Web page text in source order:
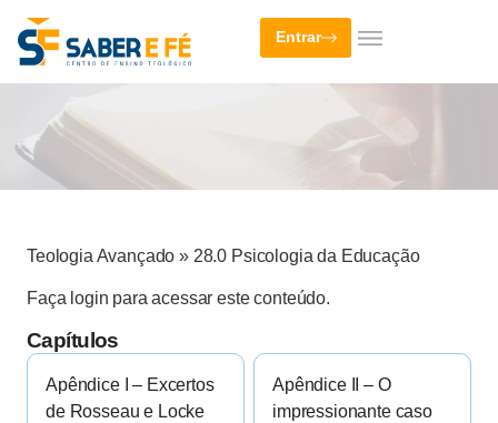
Entrar
Teologia Avançado » 28.0 Psicologia da Educação
Faça login para acessar este conteúdo.
Capítulos
Apêndice I – Excertos
de Rosseau e Locke
Apêndice II – O
impressionante caso